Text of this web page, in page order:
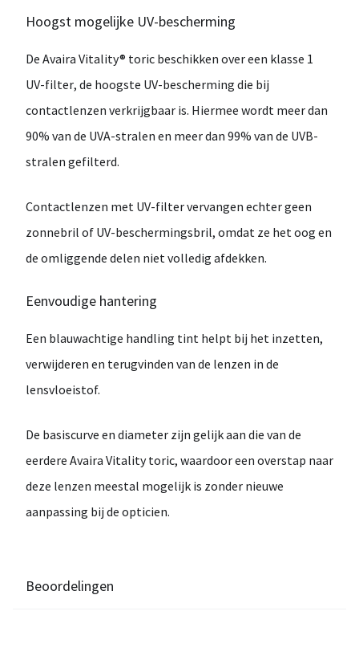
Hoogst mogelijke UV-bescherming
De Avaira Vitality® toric beschikken over een klasse 1
UV-filter, de hoogste UV-bescherming die bij
contactlenzen verkrijgbaar is. Hiermee wordt meer dan
90% van de UVA-stralen en meer dan 99% van de UVB-
stralen gefilterd.
Contactlenzen met UV-filter vervangen echtergeen
zonnebril of UV-beschermingsbril, omdat ze het oog en
de omliggende delen niet volledig afdekken.
Eenvoudige hantering
Een blauwachtige handling tint helpt bij het inzetten,
verwijderen en terugvinden van de lenzen in de
lensvloeistof.
De basiscurve en diameter zijn gelijk aan die van de
eerdere Avaira Vitality toric, waardoor een overstap naar
deze lenzen meestal mogelijk is zonder nieuwe
aanpassing bij de opticien.
Beoordelingen